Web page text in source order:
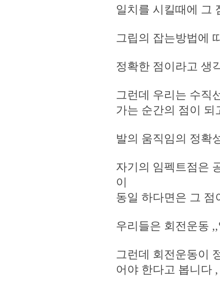
일치를 시킬때에 그
그립의 잡는방법에
정확한 점이라고 생
그런데 우리는 수직
가는 순간의 점이 되
발의 움직임의 정확
자기의 임펙트점은
이
동일 하다면은 그 점
우리들은 회전운동
그런데 회전운동이
어야 한다고 봅니다 ,